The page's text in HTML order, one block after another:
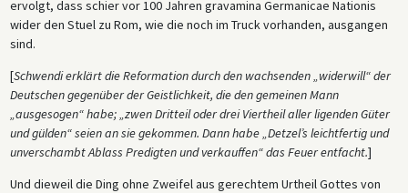
ervolgt, dass schier vor 100 Jahren gravamina Germanicae Nationis
wider den Stuel zu Rom, wie die noch im Truck vorhanden, ausgangen
sind.
[Schwendi erklärt die Reformation durch den wachsenden „widerwill“ der
Deutschen gegenüber der Geistlichkeit, die den gemeinen Mann
„ausgesogen“ habe; „zwen Dritteil oder drei Viertheil aller ligenden Güter
und gülden“ seien an sie gekommen. Dann habe „Detzel’s leichtfertig und
unverschambt Ablass Predigten und verkauffen“ das Feuer entfacht.]
Und dieweil die Ding ohne Zweifel aus gerechtem Urtheil Gottes von